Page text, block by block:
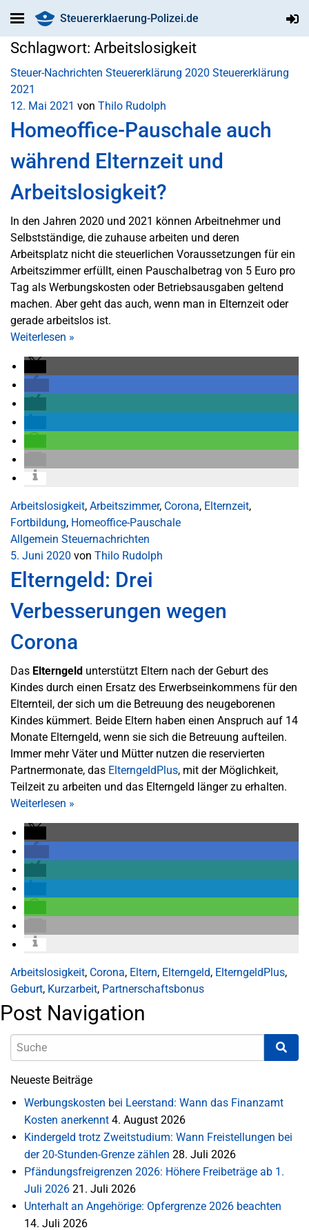
Steuererklaerung-Polizei.de
Schlagwort: Arbeitslosigkeit
Steuer-Nachrichten Steuererklärung 2020 Steuererklärung
2021
12. Mai 2021 von Thilo Rudolph
Homeoffice-Pauschale auch
während Elternzeit und
Arbeitslosigkeit?
In den Jahren 2020 und 2021 können Arbeitnehmer und
Selbstständige, die zuhause arbeiten und deren
Arbeitsplatz nicht die steuerlichen Voraussetzungen für ein
Arbeitszimmer erfüllt, einen Pauschalbetrag von 5 Euro pro
Tag als Werbungskosten oder Betriebsausgaben geltend
machen. Aber geht das auch, wenn man in Elternzeit oder
gerade arbeitslos ist.
Weiterlesen »
Arbeitslosigkeit, Arbeitszimmer, Corona, Elternzeit,
Fortbildung, Homeoffice-Pauschale
Allgemein Steuernachrichten
5. Juni 2020 von Thilo Rudolph
Elterngeld: Drei
Verbesserungen wegen
Corona
Das Elterngeld unterstützt Eltern nach der Geburt des
Kindes durch einen Ersatz des Erwerbseinkommens für den
Elternteil, der sich um die Betreuung des neugeborenen
Kindes kümmert. Beide Eltern haben einen Anspruch auf 14
Monate Elterngeld, wenn sie sich die Betreuung aufteilen.
Immer mehr Väter und Mütter nutzen die reservierten
Partnermonate, das ElterngeldPlus, mit der Möglichkeit,
Teilzeit zu arbeiten und das Elterngeld länger zu erhalten.
Weiterlesen »
Arbeitslosigkeit, Corona, Eltern, Elterngeld, ElterngeldPlus,
Geburt, Kurzarbeit, Partnerschaftsbonus
Post Navigation
Neueste Beiträge
Werbungskosten bei Leerstand: Wann das Finanzamt
Kosten anerkennt 4. August 2026
Kindergeld trotz Zweitstudium: Wann Freistellungen bei
der 20-Stunden-Grenze zählen 28. Juli 2026
Pfändungsfreigrenzen 2026: Höhere Freibeträge ab 1.
Juli 2026 21. Juli 2026
Unterhalt an Angehörige: Opfergrenze 2026 beachten
14. Juli 2026